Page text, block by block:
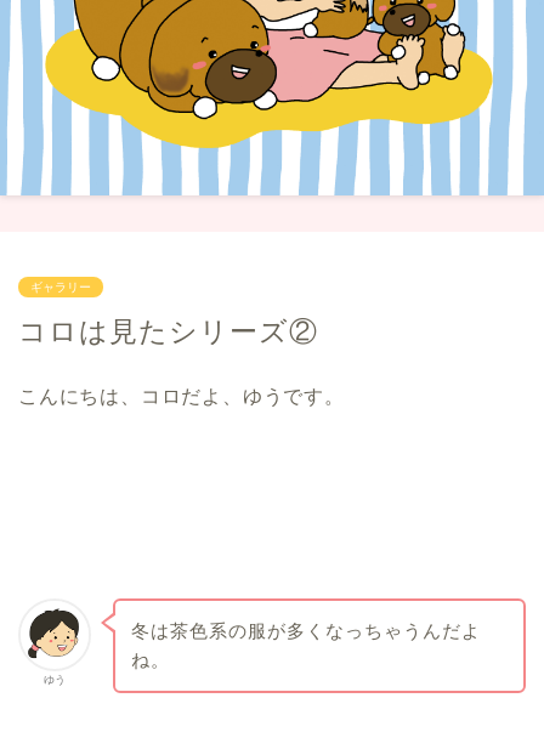
ギャラリー
コロは見たシリーズ②
こんにちは、コロだよ、ゆうです。
ゆう
冬は茶色系の服が多くなっちゃうんだよ
ね。